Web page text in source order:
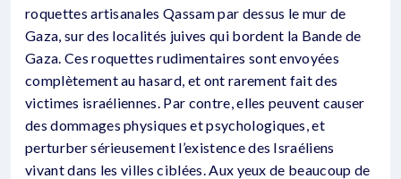
roquettes artisanales Qassam par dessus le mur de
Gaza, sur des localités juives qui bordent la Bande de
Gaza. Ces roquettes rudimentaires sont envoyées
complètement au hasard, et ont rarement fait des
victimes israéliennes. Par contre, elles peuvent causer
des dommages physiques et psychologiques, et
perturber sérieusement l’existence des Israéliens
vivant dans les villes ciblées. Aux yeux de beaucoup de